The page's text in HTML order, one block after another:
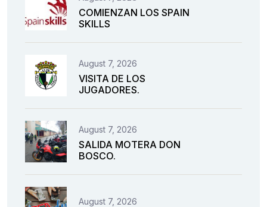
COMIENZAN LOS SPAIN
SKILLS
August 7, 2026
VISITA DE LOS
JUGADORES.
August 7, 2026
SALIDA MOTERA DON
BOSCO.
August 7, 2026